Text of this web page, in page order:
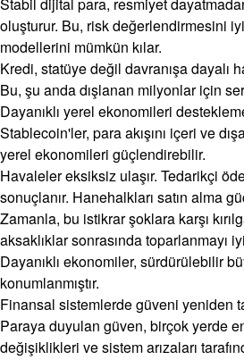
Stabil dijital para, resmiyet
oluşturur. Bu, risk değerlendirmesini
modellerini mümkün kılar.
Kredi, statüye değil davranışa dayalı
Bu, şu anda dışlanan milyonlar için
Dayanıklı yerel ekonomileri
Stablecoin'ler, para akışını içeri ve
yerel ekonomileri güçlendirebilir.
Havaleler eksiksiz ulaşır. Tedarikçi
sonuçlanır. Hanehalkları satın alma
Zamanla, bu istikrar şoklara karşı
aksaklıklar sonrasında toparlanmayı
Dayanıklı ekonomiler, sürdürülebilir
konumlanmıştır.
Finansal sistemlerde güveni yeniden
Paraya duyulan güven, birçok yerde
değişiklikleri ve sistem arızaları